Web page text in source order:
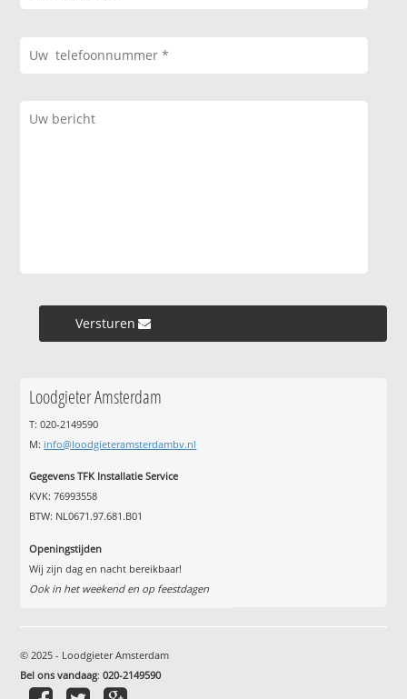
Versturen »
Loodgieter Amsterdam
T: 020-2149590
M: info@loodgieteramsterdambv.nl
Gegevens TFK Installatie Service
KVK: 76993558
BTW: NL0671.97.681.B01
Openingstijden
Wij zijn dag en nacht bereikbaar!
Ook in het weekend en op feestdagen
© 2025 - Loodgieter Amsterdam
Bel ons vandaag:020-2149590